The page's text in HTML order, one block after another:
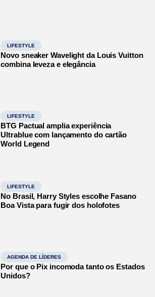
LIFESTYLE
Novo sneaker Wavelight da Louis Vuitton
combina leveza e elegância
LIFESTYLE
BTG Pactual amplia experiência
Ultrablue com lançamento do cartão
World Legend
LIFESTYLE
No Brasil, Harry Styles escolhe Fasano
Boa Vista para fugir dos holofotes
AGENDA DE LÍDERES
Por que o Pix incomoda tanto os Estados
Unidos?